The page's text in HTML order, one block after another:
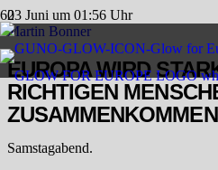
23 Juni um 01:56 Uhr
Martin Bonner
EUROPA WIRD
RICHTIGEN
Samstagabend.